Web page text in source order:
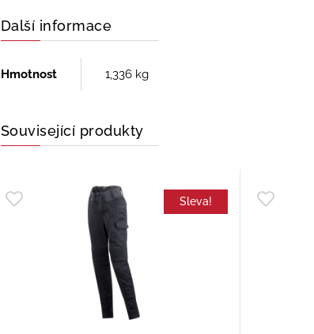
Další informace
Hmotnost 1,336 kg
Související produkty
Sleva!